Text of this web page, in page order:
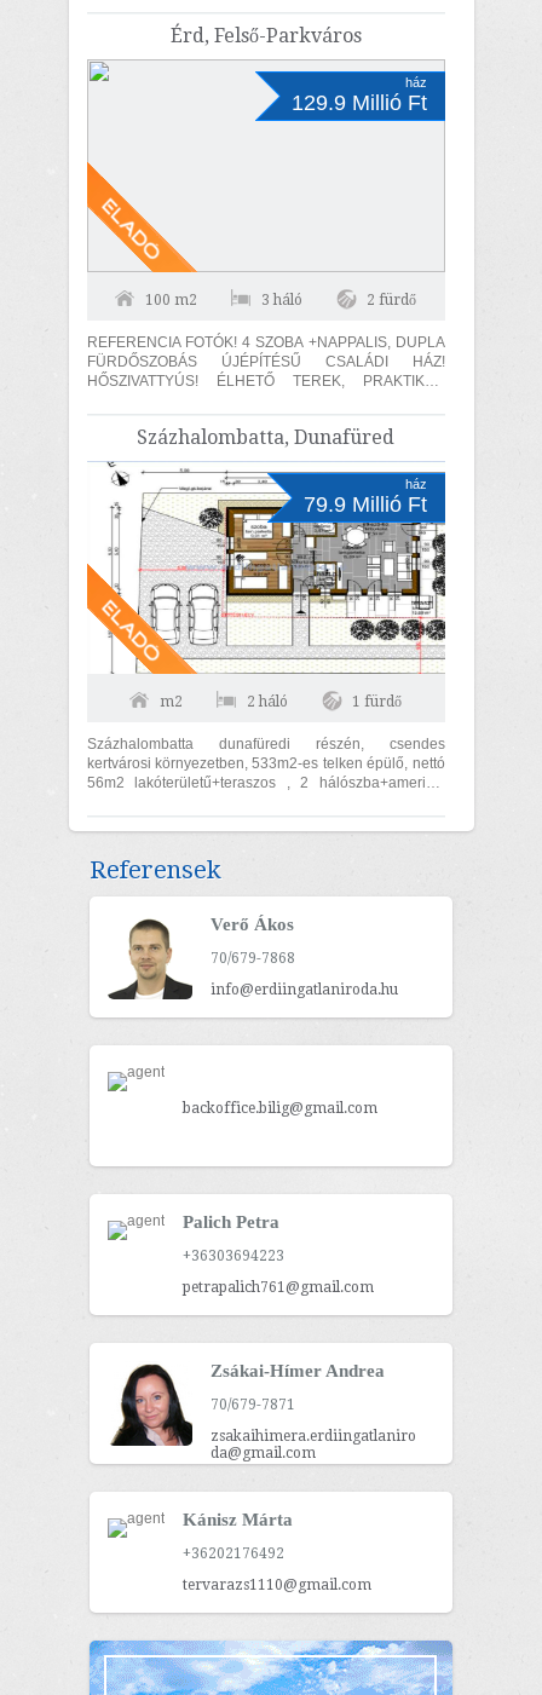
Érd, Felső-Parkváros
ház
129.9 Millió Ft
100 m2 3 háló 2 fürdő
REFERENCIA FOTÓK! 4 SZOBA +NAPPALIS, DUPLA
FÜRDŐSZOBÁS ÚJÉPÍTÉSŰ CSALÁDI HÁZ!
HŐSZIVATTYÚS! ÉLHETŐ TEREK, PRAKTIKUS
ASZFALT...
Százhalombatta, Dunafüred
ház
79.9 Millió Ft
m2 2 háló 1 fürdő
Százhalombatta dunafüredi részén, csendes
kertvárosi környezetben, 533m2-es telken épülő, nettó
56m2 lakóterületű+teraszos , 2 hálószba+amerikai
Referensek
Verő Ákos
70/679-7868
info@erdiingatlaniroda.hu
backoffice.bilig@gmail.com
Palich Petra
+36303694223
petrapalich761@gmail.com
Zsákai-Hímer Andrea
70/679-7871
zsakaihimera.erdiingatlaniro
da@gmail.com
Kánisz Márta
+36202176492
tervarazs1110@gmail.com